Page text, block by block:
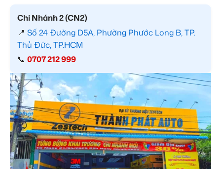
Chi Nhánh 2 (CN2)
📍 Số 24 Đường D5A, Phường Phước Long B, TP.
Thủ Đức, TP.HCM
📞 0707 212 999